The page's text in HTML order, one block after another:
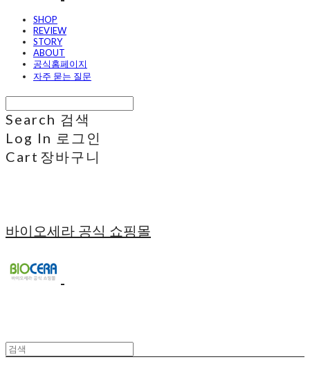
SHOP
REVIEW
STORY
ABOUT
공식홈페이지
자주 묻는 질문
Search 검색
Log In 로그인
Cart 장바구니
바이오세라 공식 쇼핑몰